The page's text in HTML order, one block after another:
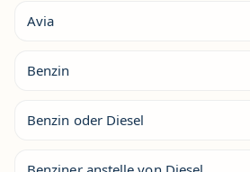
Avia
Benzin
Benzin oder Diesel